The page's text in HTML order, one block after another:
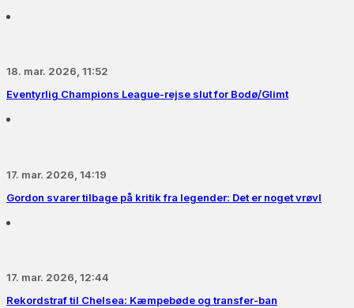
18. mar. 2026, 11:52
Eventyrlig Champions League-rejse slut for Bodø/Glimt
17. mar. 2026, 14:19
Gordon svarer tilbage på kritik fra legender: Det er noget vrøvl
17. mar. 2026, 12:44
Rekordstraf til Chelsea: Kæmpebøde og transfer-ban